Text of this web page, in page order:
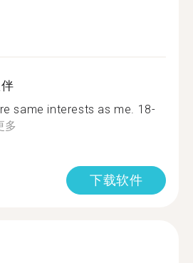
same interests as me. 18-
多
下载软件